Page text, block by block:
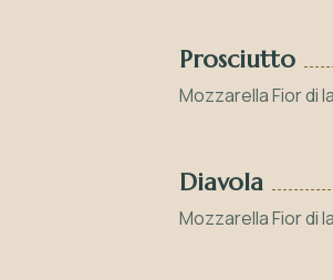
Prosciutto
Mozzarella Fior di
Diavola
Mozzarella Fior di